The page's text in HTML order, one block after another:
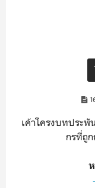
เค้าโครงบทประ
กรที่ถู